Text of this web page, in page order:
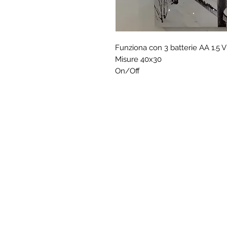
Funziona con 3 batterie AA 1.5 V
Misure 40x30
On/Off